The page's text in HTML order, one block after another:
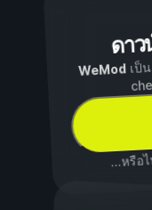
ดา
WeModเป็น
...หรือ